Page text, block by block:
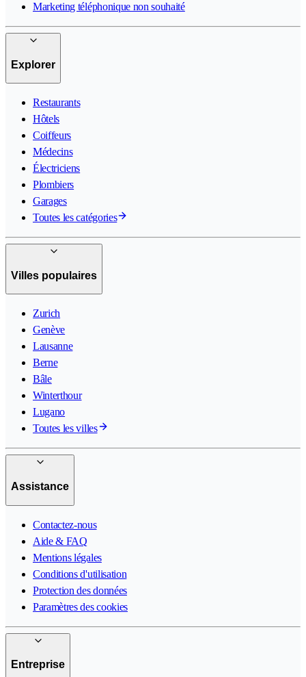
Marketing téléphonique non souhaité
Explorer
Restaurants
Hôtels
Coiffeurs
Médecins
Électriciens
Plombiers
Garages
Toutes les catégories
Villes populaires
Zurich
Genève
Lausanne
Berne
Bâle
Winterthour
Lugano
Toutes les villes
Assistance
Contactez-nous
Aide & FAQ
Mentions légales
Conditions d'utilisation
Protection des données
Paramètres des cookies
Entreprise